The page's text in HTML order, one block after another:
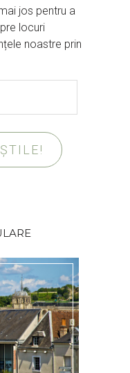
jos pentru a
locuri
noastre prin